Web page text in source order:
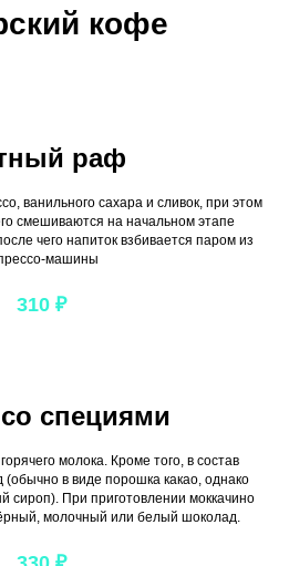
кофе
раф
ванильного сахара и сливок, при этом
смешиваются на начальном этапе
чего напиток взбивается паром из
машины
310 ₽
специями
молока. Кроме того, в состав
(обычно в виде порошка какао, однако
сироп). При приготовлении моккачино
молочный или белый шоколад.